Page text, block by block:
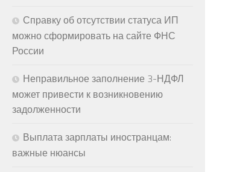
Справку об отсутствии статуса ИП
можно сформировать на сайте ФНС
России
Неправильное заполнение 3-НДФЛ
может привести к возникновению
задолженности
Выплата зарплаты иностранцам:
важные нюансы